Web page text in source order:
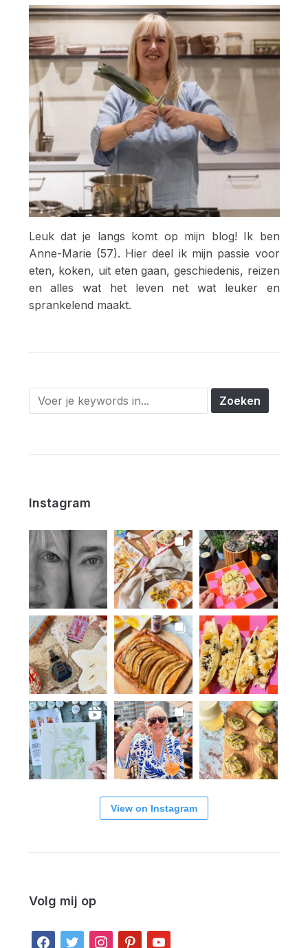
Leuk dat je langs komt op mijn blog! Ik ben
Anne-Marie (57). Hier deel ik mijn passie voor
eten, koken, uit eten gaan, geschiedenis, reizen
en alles wat het leven net wat leuker en
sprankelend maakt.
Instagram
View on Instagram
Volg mij op
facebook
twitter instagrampinterestyoutube